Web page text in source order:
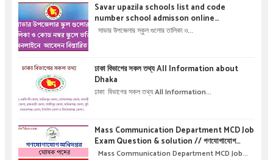
Savar upazila schools list and code
number school admisson online
application details !! সাভার উপজেলার স্কুল গুলোর
সাভার উপজেলার স্কুল গুলোর তালিকা ও...
ঢাকা বিভাগের সকল তথ্য All Information about
Dhaka
ঢাকা বিভাগের সকল তথ্য All Information...
Mass Communication Department MCD Job
Exam Question & solution // গণযোগাযোগ
অধিদপ্তরে নিয়োগ পরীক্ষার প্রশ্ন এবং সমাধান
Mass Communication Department MCD Job...